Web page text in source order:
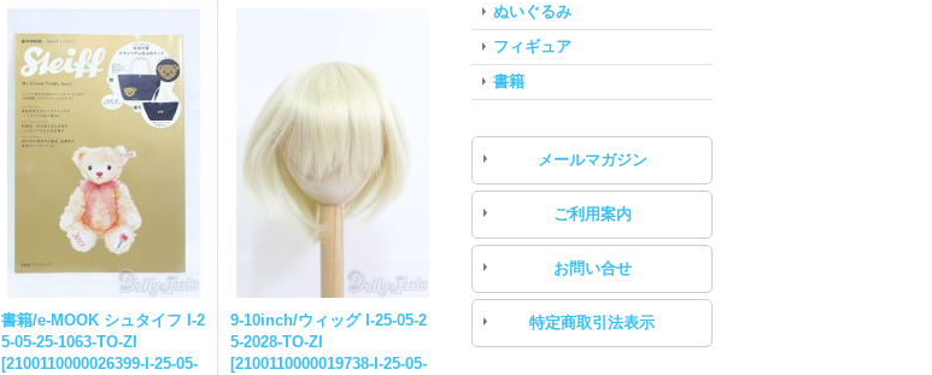
書籍/e-MOOK シュタイフ I-2
5-05-25-1063-TO-ZI
[2100110000026399-I-25-05-
9-10inch/ウィッグ I-25-05-2
5-2028-TO-ZI
[2100110000019738-I-25-05-
ぬいぐるみ
フィギュア
書籍
メールマガジン
ご利用案内
お問い合せ
特定商取引法表示